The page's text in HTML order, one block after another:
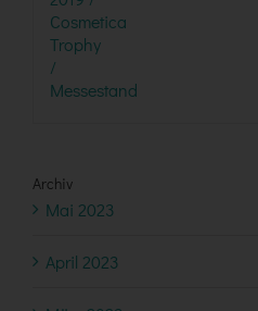
Archiv
Mai 2023
April 2023